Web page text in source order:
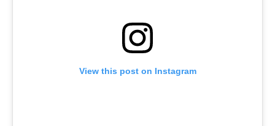
View this post on Instagram